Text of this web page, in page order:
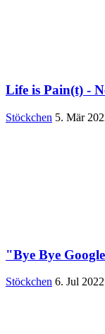
Life is Pain(t) -
Stöckchen 5. Mär
"Bye Bye
Stöckchen 6. Jul 2022